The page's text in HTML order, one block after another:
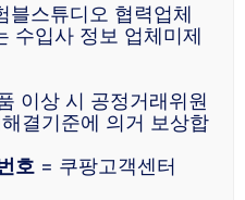
블스튜디오 협력업체
수입사 정보 업체미제
이상 시 공정거래위원
결기준에 의거 보상합
호 = 쿠팡고객센터